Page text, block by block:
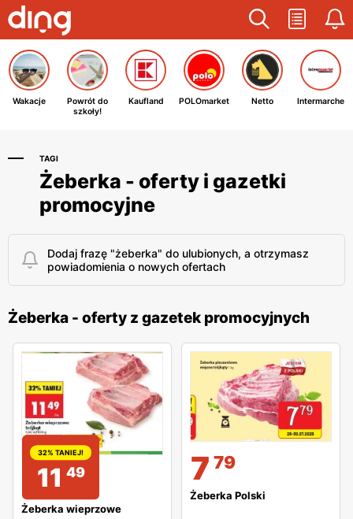
Wakacje
Powrót do
szkoły!
Kaufland POLOmarket Netto Intermarche
TAGI
Żeberka - oferty i gazetki
promocyjne
Dodaj frazę "żeberka" do ulubionych, a otrzymasz
powiadomienia o nowych ofertach
Żeberka - oferty z gazetek promocyjnych
32% TANIEJ!
11 49
Żeberka wieprzowe
7 79
Żeberka Polski